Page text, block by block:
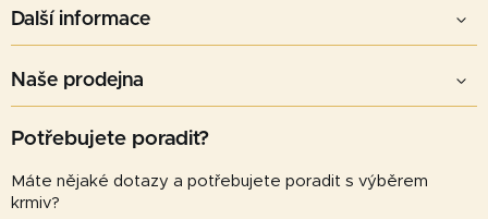
Další informace
Naše prodejna
Potřebujete poradit?
Máte nějaké dotazy a potřebujete poradit s výběrem
krmiv?